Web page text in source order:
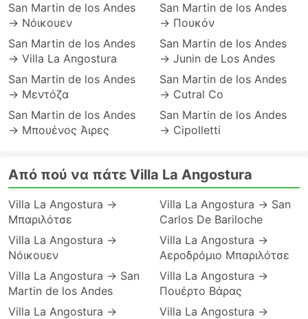
San Martin de los Andes
→ Νόικουεν
San Martin de los Andes
→ Villa La Angostura
San Martin de los Andes
→ Μεντόζα
San Martin de los Andes
→ Μπουένος Άιρες
San Martin de los Andes
→ Πουκόν
San Martin de los Andes
→ Junin de Los Andes
San Martin de los Andes
→ Cutral Co
San Martin de los Andes
→ Cipolletti
Από πού να πάτε Villa La Angostura
Villa La Angostura →
Μπαριλότσε
Villa La Angostura →
Νόικουεν
Villa La Angostura → San
Martin de los Andes
Villa La Angostura →
Villa La Angostura → San
Carlos De Bariloche
Villa La Angostura →
Αεροδρόμιο Μπαριλότσε
Villa La Angostura →
Πουέρτο Βάρας
Villa La Angostura →